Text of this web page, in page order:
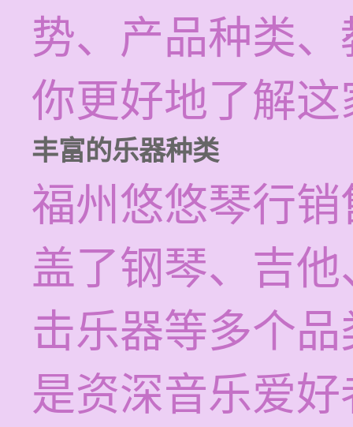
势、产品种类
你更好地了解
丰富的乐器种类
福州悠悠琴行
盖了钢琴、吉
击乐器等多个
是资深音乐爱